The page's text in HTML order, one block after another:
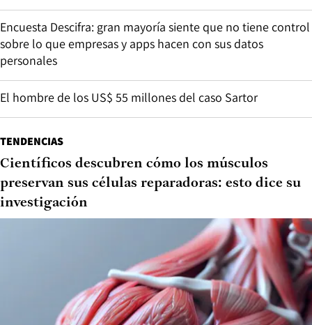
Encuesta Descifra: gran mayoría siente que no tiene control
sobre lo que empresas y apps hacen con sus datos
personales
El hombre de los US$ 55 millones del caso Sartor
TENDENCIAS
Científicos descubren cómo los músculos
preservan sus células reparadoras: esto dice su
investigación